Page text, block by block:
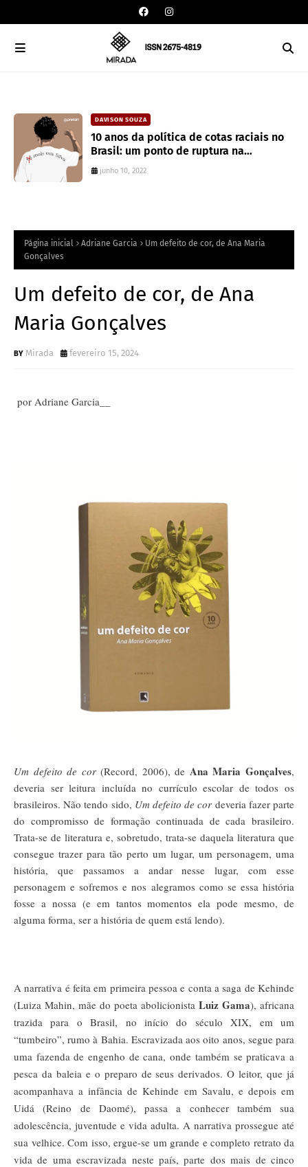
DAVISON SOUZA
10 anos da política de cotas raciais no
Brasil: um ponto de ruptura na
colonialidade
junho 10, 2022
CAIXA DE POESIA
Seis poemas de Stephen Crane
traduzidos por Mayk Oliveira
junho 10, 2022
Página inicial Adriane Garcia
Um defeito de cor, de Ana Maria
Gonçalves
Um defeito de cor, de Ana
Maria Gonçalves
Mirada fevereiro 15, 2024
por Adriane Garcia__
Um defeito de cor(Record, 2006), de Ana Maria Gonçalves,
deveria ser leitura incluída no currículo escolar de todos os
brasileiros. Não tendo sido, Um defeito de cor deveria fazer parte
do compromisso de formação continuada de cada brasileiro.
Trata-se de literatura e, sobretudo, trata-se daquela literatura que
consegue trazer para tão perto um lugar, um personagem, uma
história, que passamos a andar nesse lugar, com esse
personagem e sofremos e nos alegramos como se essa história
fosse a nossa (e em tantos momentos ela pode mesmo, de
alguma forma, ser a história de quem está lendo).
A narrativa é feita em primeira pessoa e conta a saga de Kehinde
(Luiza Mahin, mãe do poeta abolicionista Luiz Gama), africana
trazida para o Brasil, no início do século XIX, em um
“tumbeiro”, rumo à Bahia. Escravizada aos oito anos, segue para
uma fazenda de engenho de cana, onde também se praticava a
pesca da baleia e o preparo de seus derivados. O leitor, que já
acompanhava a infância de Kehinde em Savalu, e depois em
Uidá (Reino de Daomé), passa a conhecer também sua
adolescência, juventude e vida adulta. A narrativa prossegue até
sua velhice. Com isso, ergue-se um grande e completo retrato da
vida de uma escravizada neste país, parte dos mais de cinco